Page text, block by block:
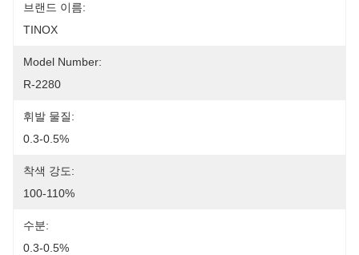
브랜드 이름:
TINOX
Model Number:
R-2280
휘발 물질:
0.3-0.5%
착색 강도:
100-110%
수분:
0.3-0.5%